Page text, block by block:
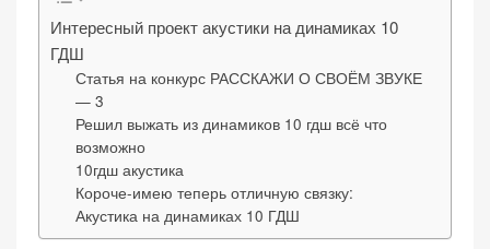
Интересный проект акустики на динамиках 10
ГДШ
Статья на конкурс РАССКАЖИ О СВОЁМ ЗВУКЕ
— 3
Решил выжать из динамиков 10 гдш всё что
возможно
10гдш акустика
Короче-имею теперь отличную связку:
Акустика на динамиках 10 ГДШ
«Настройки
cookie»
Обязательные
(технические)
Необходимы для
работы сайта.
Сохраняют
настройки,
корзину,
авторизацию. Они